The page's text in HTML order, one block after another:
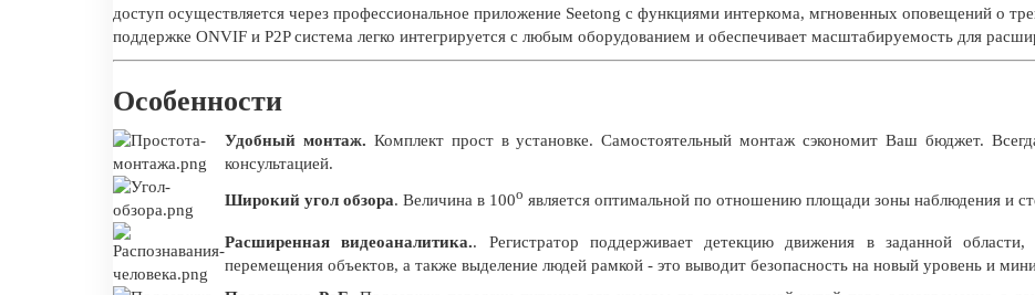
доступ осуществляется через профессиональное приложение Seetong с функциями интеркома, мгновенных оповещений о
поддержке ONVIF и P2P система легко интегрируется с любым оборудованием и обеспечивает масштабируемость для
Особенности
Удобный монтаж. Комплект прост в установке. Самостоятельный монтаж сэкономит Ваш бюджет.
консультацией.
Широкий угол обзора. Величина в 100о является оптимальной по отношению площади зоны наблюдения и
Расширенная видеоаналитика.. Регистратор поддерживает детекцию движения в заданной области,
перемещения объектов, а также выделение людей рамкой - это выводит безопасность на новый уровень и